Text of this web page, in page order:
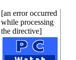
[an error occurred
while processing
the directive]